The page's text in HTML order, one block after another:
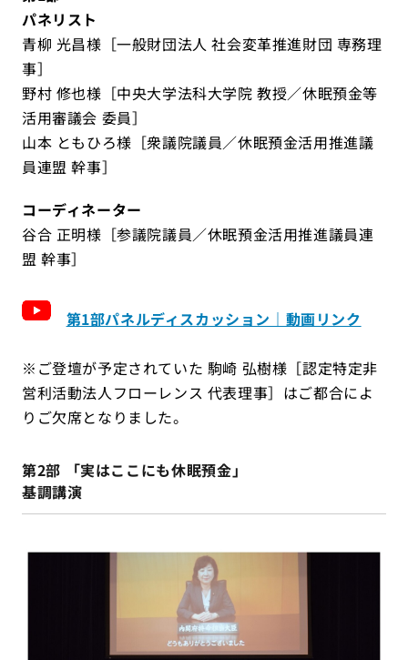
パネリスト
青柳 光昌様［一般財団法人 社会変革推進財団 専務理
事］
野村 修也様［中央大学法科大学院 教授／休眠預金等
活用審議会 委員］
山本 ともひろ様［衆議院議員／休眠預金活用推進議
員連盟 幹事］
コーディネーター
谷合 正明様［参議院議員／休眠預金活用推進議員連
盟 幹事］
第1部パネルディスカッション｜動画リンク
※ご登壇が予定されていた 駒崎 弘樹様［認定特定非
営利活動法人フローレンス 代表理事］はご都合によ
りご欠席となりました。
第2部 「実はここにも休眠預金」
基調講演